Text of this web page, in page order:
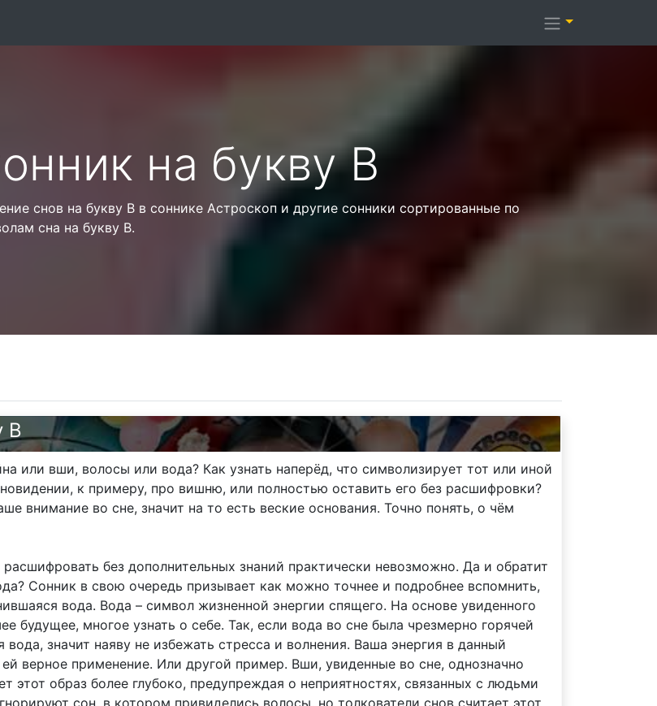
на букву В
снов на букву В в соннике Астроскоп и другие сонники сортированные по
сна на букву В.
В
или вши, волосы или вода? Как узнать наперёд, что символизирует тот или иной
к примеру, про вишню, или полностью оставить его без расшифровки?
внимание во сне, значит на то есть веские основания. Точно понять, о чём
без дополнительных знаний практически невозможно. Да и обратит
Сонник в свою очередь призывает как можно точнее и подробнее вспомнить,
вода. Вода – символ жизненной энергии спящего. На основе увиденного
будущее, многое узнать о себе. Так, если вода во сне была чрезмерно горячей
значит наяву не избежать стресса и волнения. Ваша энергия в данный
верное применение. Или другой пример. Вши, увиденные во сне, однозначно
этот образ более глубоко, предупреждая о неприятностях, связанных с людьми
сон, в котором привиделись волосы, но толкователи снов считает этот